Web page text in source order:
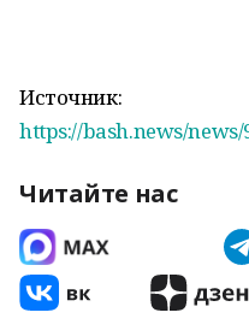
Источник:
https://bash.news/
Читайте нас